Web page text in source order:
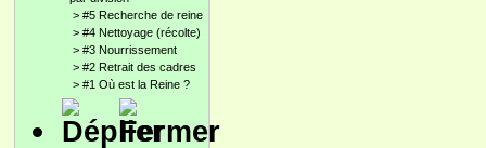
> #5 Recherche de reine
> #4 Nettoyage (récolte)
> #3 Nourrissement
> #2 Retrait des cadres
> #1 Où est la Reine ?